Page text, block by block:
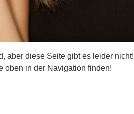
aber diese Seite gibt es leider
oben in der Navigation finden!